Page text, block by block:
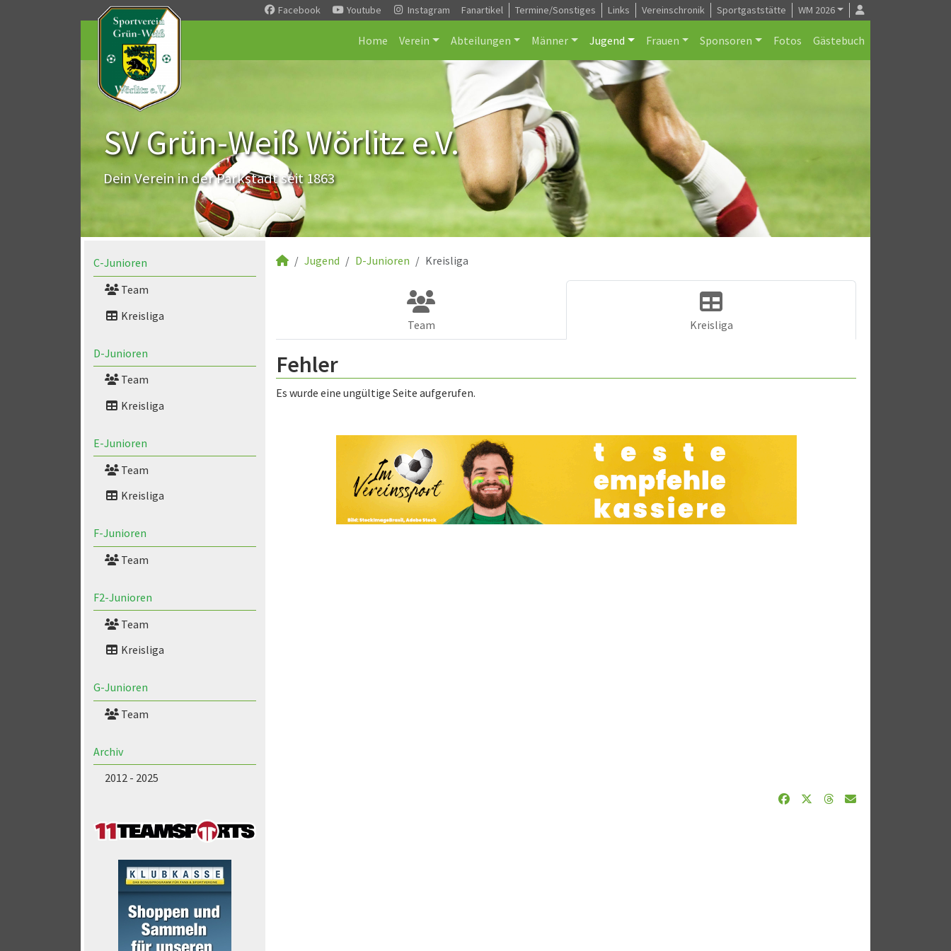
Facebook Youtube Instagram Fanartikel Termine/Sonstiges Links Vereinschronik Sportgaststätte WM 2026
Home Verein Abteilungen Männer Jugend Frauen Sponsoren Fotos Gästebuch
SV Grün-Weiß Wörlitz e.V.
Dein Verein in der Parkstadt seit 1863
C-Junioren
Team
Kreisliga
D-Junioren
Team
Kreisliga
E-Junioren
Team
Kreisliga
F-Junioren
Team
F2-Junioren
Team
Kreisliga
G-Junioren
Team
Archiv
2012 - 2025
Jugend D-Junioren Kreisliga
Team Kreisliga
Fehler
Es wurde eine ungültige Seite aufgerufen.